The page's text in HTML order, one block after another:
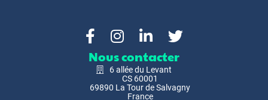
Nous contacter
6 allée du Levant
CS 60001
69890 La Tour de Salvagny
France